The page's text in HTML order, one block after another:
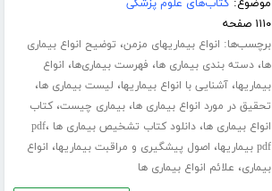
۱۱۱۰ صفحه
برچسب‌ها: انواع بیماریهای مزمن، توضیح انواع بیماری
ها،دسته بندی بیماری ها، فهرست بیماری‌ها، انواع
بیماریها،آشنایی با انواع بیماریها، لیست بیماری ها،
تحقیق در مورد انواع بیماری ها،بیماری چیست،کتاب
انواع بیماری ها،دانلود کتاب تشخیص بیماری ها pdf ،
pdf بیماریها ، اصول پیشگیری و مراقبت بیماریها، انواع
بیماری، علائم انواع بیماری ها